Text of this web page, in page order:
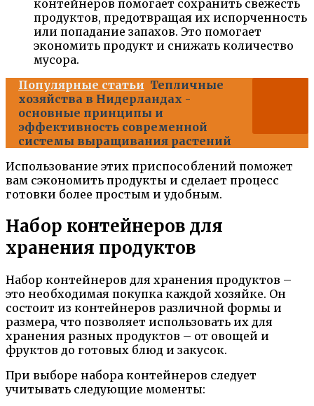
контейнеров помогает сохранить свежесть
продуктов, предотвращая их испорченность
или попадание запахов. Это помогает
экономить продукт и снижать количество
мусора.
Популярные статьи Тепличные
хозяйства в Нидерландах -
основные принципы и
эффективность современной
системы выращивания растений
Использование этих приспособлений поможет
вам сэкономить продукты и сделает процесс
готовки более простым и удобным.
Набор контейнеров для
хранения продуктов
Набор контейнеров для хранения продуктов –
это необходимая покупка каждой хозяйке. Он
состоит из контейнеров различной формы и
размера, что позволяет использовать их для
хранения разных продуктов – от овощей и
фруктов до готовых блюд и закусок.
При выборе набора контейнеров следует
учитывать следующие моменты: